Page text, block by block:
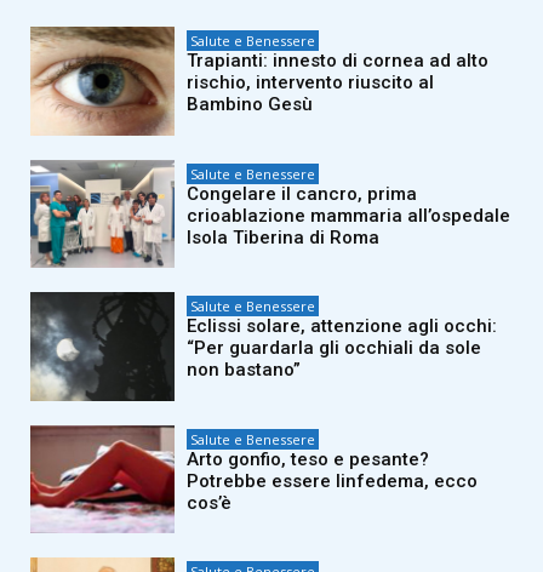
Salute e Benessere
Trapianti: innesto di cornea ad alto
rischio, intervento riuscito al
Bambino Gesù
Salute e Benessere
Congelare il cancro, prima
crioablazione mammaria all’ospedale
Isola Tiberina di Roma
Salute e Benessere
Eclissi solare, attenzione agli occhi:
“Per guardarla gli occhiali da sole
non bastano”
Salute e Benessere
Arto gonfio, teso e pesante?
Potrebbe essere linfedema, ecco
cos’è